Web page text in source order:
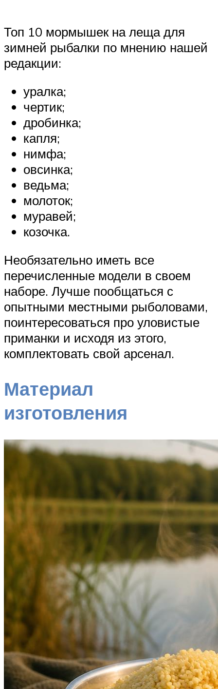
Топ 10 мормышек на леща для
зимней рыбалки по мнению нашей
редакции:
уралка;
чертик;
дробинка;
капля;
нимфа;
овсинка;
ведьма;
молоток;
муравей;
козочка.
Необязательно иметь все
перечисленные модели в своем
наборе. Лучше пообщаться с
опытными местными рыболовами,
поинтересоваться про уловистые
приманки и исходя из этого,
комплектовать свой арсенал.
Материал
изготовления